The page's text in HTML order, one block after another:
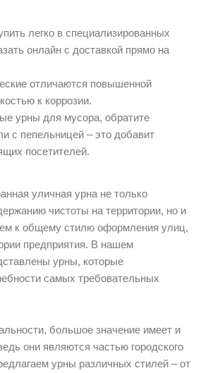
легко в специализированных
онлайн с доставкой прямо на
отличаются повышенной
к коррозии.
урны для мусора, обратите
с пепельницей – это добавит
посетителей.
уличная урна не только
чистоты на территории, но и
к общему стилю оформления улиц,
предприятия. В нашем
урны, которые
самых требовательных
большое значение имеет и
они являются частью городского
урны различных стилей – от